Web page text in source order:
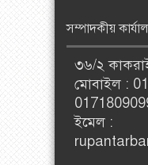
সম্পাদকীয়
৩৬/২
মোবাইল :
ইমেল :